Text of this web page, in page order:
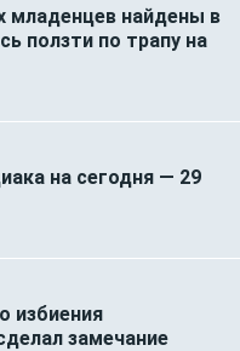
младенцев найдены в
ползти по трапу на
на сегодня — 29
избиения
замечание